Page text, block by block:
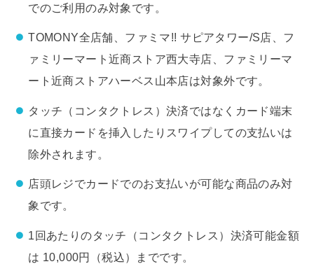
でのご利用のみ対象です。
TOMONY全店舗、ファミマ!! サピアタワー/S店、フ
ァミリーマート近商ストア西大寺店、ファミリーマ
ート近商ストアハーベス山本店は対象外です。
タッチ（コンタクトレス）決済ではなくカード端末
に直接カードを挿入したりスワイプしての支払いは
除外されます。
店頭レジでカードでのお支払いが可能な商品のみ対
象です。
1回あたりのタッチ（コンタクトレス）決済可能金額
は 10,000円（税込）までです。